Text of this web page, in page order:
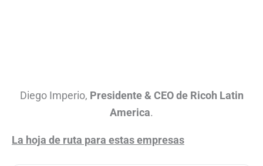
Diego Imperio, Presidente & CEO de Ricoh Latin
America.
La hoja de ruta para estas empresas